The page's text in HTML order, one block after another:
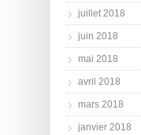
juillet 2018
juin 2018
mai 2018
avril 2018
mars 2018
janvier 2018